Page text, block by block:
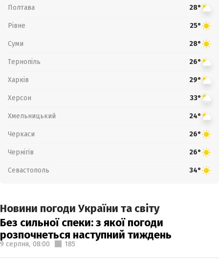
Полтава 28°
Рівне 25°
Суми 28°
Тернопіль 26°
Харків 29°
Херсон 33°
Хмельницький 24°
Черкаси 26°
Чернігів 26°
Севастополь 34°
Новини погоди України та світу
Без сильної спеки: з якої погоди
розпочнеться наступний тиждень
9 серпня, 08:00 185